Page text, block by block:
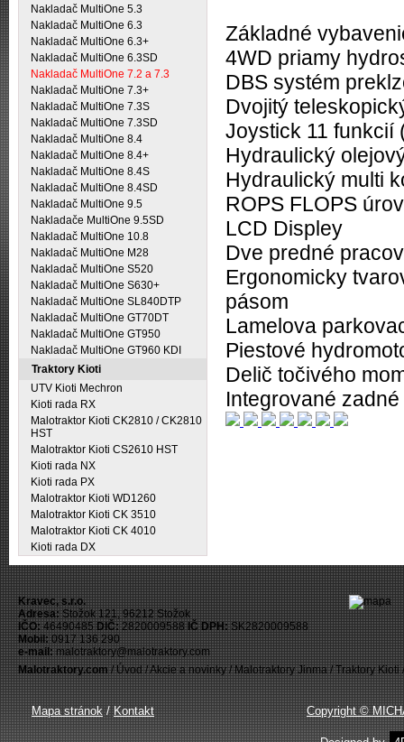
Nakladač MultiOne 5.3
Nakladač MultiOne 6.3
Nakladač MultiOne 6.3+
Nakladač MultiOne 6.3SD
Nakladač MultiOne 7.2 a 7.3
Nakladač MultiOne 7.3+
Nakladač MultiOne 7.3S
Nakladač MultiOne 7.3SD
Nakladač MultiOne 8.4
Nakladač MultiOne 8.4+
Nakladač MultiOne 8.4S
Nakladač MultiOne 8.4SD
Nakladač MultiOne 9.5
Nakladače MultiOne 9.5SD
Nakladač MultiOne 10.8
Nakladač MultiOne M28
Nakladač MultiOne S520
Nakladač MultiOne S630+
Nakladač MultiOne SL840DTP
Nakladač MultiOne GT70DT
Nakladač MultiOne GT950
Nakladač MultiOne GT960 KDI
Traktory Kioti
UTV Kioti Mechron
Kioti rada RX
Malotraktor Kioti CK2810 / CK2810
HST
Malotraktor Kioti CS2610 HST
Kioti rada NX
Kioti rada PX
Malotraktor Kioti WD1260
Malotraktor Kioti CK 3510
Malotraktor Kioti CK 4010
Kioti rada DX
Základné
4WD priamy
DBS systém
Dvojitý
Joystick 11 funkcií
Hydraulický
Hydraulický multi
ROPS FLOPS
LCD Displey
Dve predné
Ergonomicky
pásom
Lamelova
Piestové
Delič točivého
Integrované
Kravec, s.r.o.
Adresa:Stožok 121, 96212 Stožok
IČO:46490485DIČ:2820009588IČ DPH:SK2820009588
Mobil:0917 136 290
e-mail: malotraktory@malotraktory.com
Malotraktory.com/Úvod/Akcie a novinky/Malotraktory Jinma/Traktory Kioti
Mapa stránok/Kontakt Copyright ©